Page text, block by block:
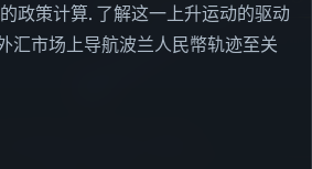
政策计算. 了解这一上升运动的驱动
汇市场上导航波兰人民幣轨迹至关